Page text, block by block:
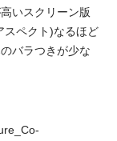
いスクリーン版
スペクト)なるほど
バラつきが少な